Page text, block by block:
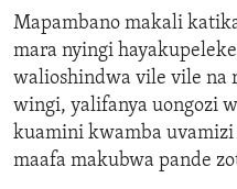
Mapambano makali
mara nyingi
walioshindwa vile vile na
wingi, yalifanya uongozi
kuamini kwamba uvamizi
maafa makubwa pande